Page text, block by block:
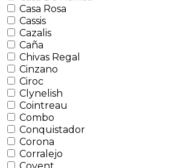
Casa Rosa
Cassis
Cazalis
Caña
Chivas Regal
Cinzano
Ciroc
Clynelish
Cointreau
Combo
Conquistador
Corona
Corralejo
Covent